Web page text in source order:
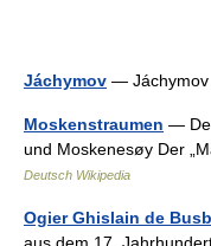
Jáchymov —
Moskenstraumen —
und Moskenesøy Der
Deutsch Wikipedia
Ogier Ghislain de